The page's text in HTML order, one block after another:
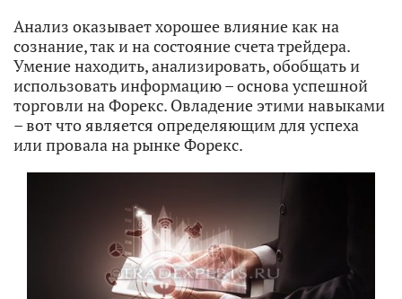
Анализ оказывает хорошее влияние как на
сознание, так и на состояние счета трейдера.
Умение находить, анализировать, обобщать и
использовать информацию – основа успешной
торговли на Форекс. Овладение этими навыками
– вот что является определяющим для успеха
или провала на рынке Форекс.